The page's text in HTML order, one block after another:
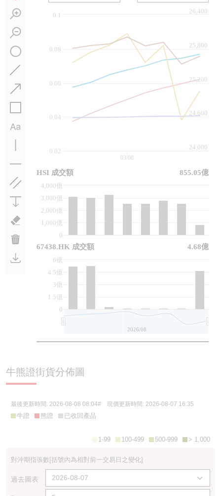
0.02
0.04
0.06
0.08
0.1
24,000
24,600
25,200
25,800
26,400
0
1,000億
2,000億
3,000億
4,000億
0
1.5億
3億
4.5億
6億
03/08
2026/08
HSI 成交額 855.05億
67438.HK 成交額 4.68億
牛熊證街貨分佈圖
最後更新時間: 2026-08-08 08:04# 現價更新時間: 2026-08-07 16:35
牛證 熊證 已收回產品
> 1,000
500-999
100-499
1-99
對沖期指張數[括號內為相對前一交易日之變化]
過去圖表